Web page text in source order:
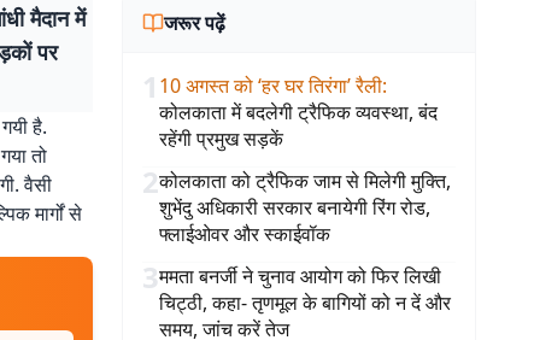
मैदान में
पर
है.
तो
वैसी
मार्गों से
जरूर पढ़ें
1 10 अगस्त को ‘हर घर तिरंगा’ रैली:
कोलकाता में बदलेगी ट्रैफिक व्यवस्था, बंद
रहेंगी प्रमुख सड़कें
2कोलकाता को ट्रैफिक जाम से मिलेगी मुक्ति,
शुभेंदु अधिकारी सरकार बनायेगी रिंग रोड,
फ्लाईओवर और स्काईवॉक
3ममता बनर्जी ने चुनाव आयोग को फिर लिखी
चिट्ठी, कहा- तृणमूल के बागियों को न दें और
समय, जांच करें तेज